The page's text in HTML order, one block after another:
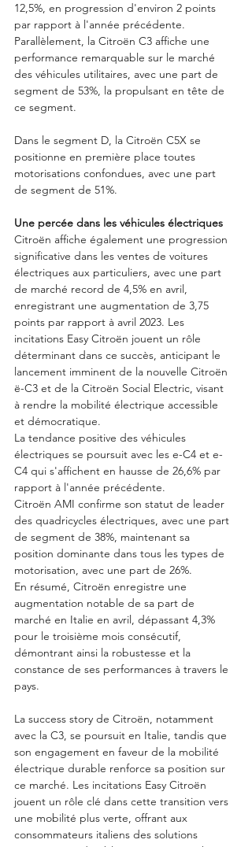
12,5%, en progression d'environ 2 points
par rapport à l'année précédente.
Parallèlement, la Citroën C3 affiche une
performance remarquable sur le marché
des véhicules utilitaires, avec une part de
segment de 53%, la propulsant en tête de
ce segment.
Dans le segment D, la Citroën C5X se
positionne en première place toutes
motorisations confondues, avec une part
de segment de 51%.
Une percée dans les véhicules électriques
Citroën affiche également une progression
significative dans les ventes de voitures
électriques aux particuliers, avec une part
de marché record de 4,5% en avril,
enregistrant une augmentation de 3,75
points par rapport à avril 2023. Les
incitations Easy Citroën jouent un rôle
déterminant dans ce succès, anticipant le
lancement imminent de la nouvelle Citroën
ë-C3 et de la Citroën Social Electric, visant
à rendre la mobilité électrique accessible
et démocratique.
La tendance positive des véhicules
électriques se poursuit avec les e-C4 et e-
C4 qui s'affichent en hausse de 26,6% par
rapport à l'année précédente.
Citroën AMI confirme son statut de leader
des quadricycles électriques, avec une part
de segment de 38%, maintenant sa
position dominante dans tous les types de
motorisation, avec une part de 26%.
En résumé, Citroën enregistre une
augmentation notable de sa part de
marché en Italie en avril, dépassant 4,3%
pour le troisième mois consécutif,
démontrant ainsi la robustesse et la
constance de ses performances à travers le
pays.
La success story de Citroën, notamment
avec la C3, se poursuit en Italie, tandis que
son engagement en faveur de la mobilité
électrique durable renforce sa position sur
ce marché. Les incitations Easy Citroën
jouent un rôle clé dans cette transition vers
une mobilité plus verte, offrant aux
consommateurs italiens des solutions